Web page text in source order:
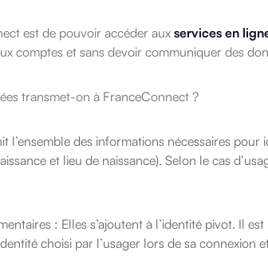
est de pouvoir accéder aux services en
comptes et sans devoir communiquer des
transmet-on à FranceConnect ?
l’ensemble des informations nécessaires
et lieu de naissance). Selon le cas
: Elles s’ajoutent à l’identité pivot. Il
choisi par l’usager lors de sa connexion